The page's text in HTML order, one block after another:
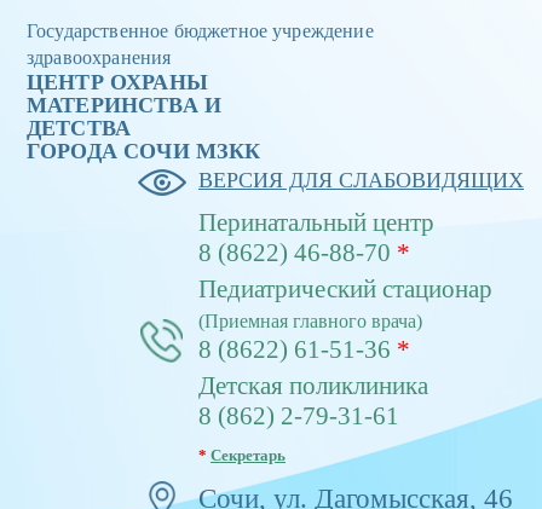
Государственное бюджетное учреждение
здравоохранения
ЦЕНТР ОХРАНЫ
МАТЕРИНСТВА И
ДЕТСТВА
ГОРОДА CОЧИ МЗКК
ВЕРСИЯ ДЛЯ СЛАБОВИДЯЩИХ
Перинатальный центр
8 (8622) 46-88-70 *
Педиатрический стационар
(Приемная главного врача)
8 (8622) 61-51-36 *
Детская поликлиника
8 (862) 2-79-31-61
* Секретарь
Сочи, ул. Дагомысская, 46